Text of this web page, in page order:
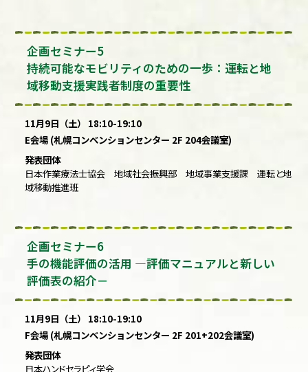
企画セミナー5
持続可能なモビリティのための一歩：運転と地
域移動支援実践者制度の重要性
11月9日（土） 18:10-19:10
E会場 (札幌コンベンションセンター 2F 204会議室)
発表団体
日本作業療法士協会 地域社会振興部 地域事業支援課 運転と地
域移動推進班
企画セミナー6
手の機能評価の活用 ―評価マニュアルと新しい
評価表の紹介－
11月9日（土） 18:10-19:10
F会場 (札幌コンベンションセンター 2F 201+202会議室)
発表団体
日本ハンドセラピィ学会